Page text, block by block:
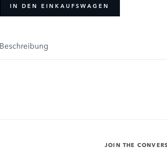
IN DEN EINKAUFSWAGEN
Beschreibung
JOIN THE